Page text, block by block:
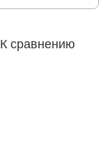
К сравнению